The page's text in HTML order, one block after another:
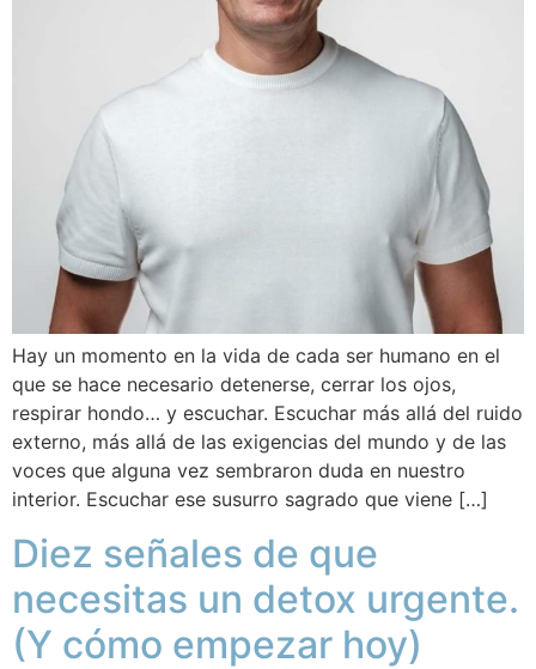
Hay un momento en la vida de cada ser humano en el
que se hace necesario detenerse, cerrar los ojos,
respirar hondo… y escuchar. Escuchar más allá del ruido
externo, más allá de las exigencias del mundo y de las
voces que alguna vez sembraron duda en nuestro
interior. Escuchar ese susurro sagrado que viene […]
Diez señales de que
necesitas un detox urgente.
(Y cómo empezar hoy)